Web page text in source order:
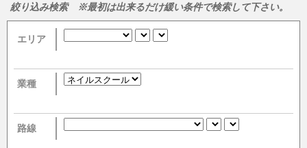
絞り込み検索 ※最初は出来るだけ緩い条件で検索して下さい。
エリア
業種
路線